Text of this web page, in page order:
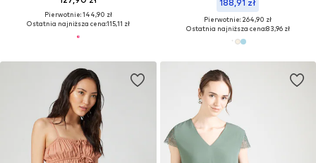
Pierwotnie: 144,90 zł
Ostatnia najniższa cena:115,11 zł
188,91 zł
Pierwotnie: 264,90 zł
Ostatnia najniższa cena:83,96 zł